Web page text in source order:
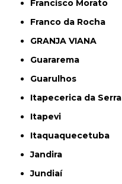
Francisco Morato
Franco da Rocha
GRANJA VIANA
Guararema
Guarulhos
Itapecerica da Serra
Itapevi
Itaquaquecetuba
Jandira
Jundiaí